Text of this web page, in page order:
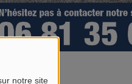
notre site